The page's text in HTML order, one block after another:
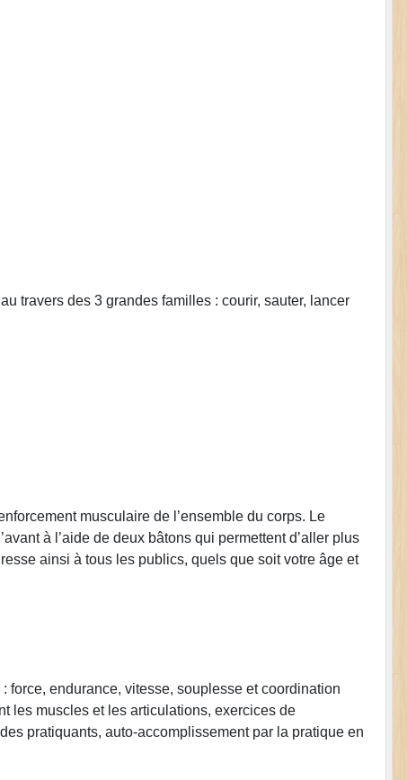
travers des 3 grandes familles : courir, sauter, lancer
musculaire de l’ensemble du corps. Le
à l’aide de deux bâtons qui permettent d’aller plus
ainsi à tous les publics, quels que soit votre âge et
force, endurance, vitesse, souplesse et coordination
les muscles et les articulations, exercices de
pratiquants, auto-accomplissement par la pratique en